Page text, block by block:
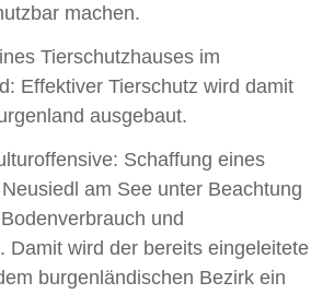
machen.
Tierschutzhauses im
Effektiver Tierschutz wird damit
ausgebaut.
Schaffung eines
am See unter Beachtung
und
Damit wird der bereits eingeleitete
burgenländischen Bezirk ein